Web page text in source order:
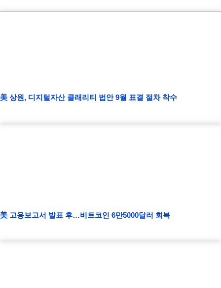
美 상원, 디지털자산 클래리티 법안 9월 표결 절차 착수
美 고용보고서 발표 후…비트코인 6만5000달러 회복